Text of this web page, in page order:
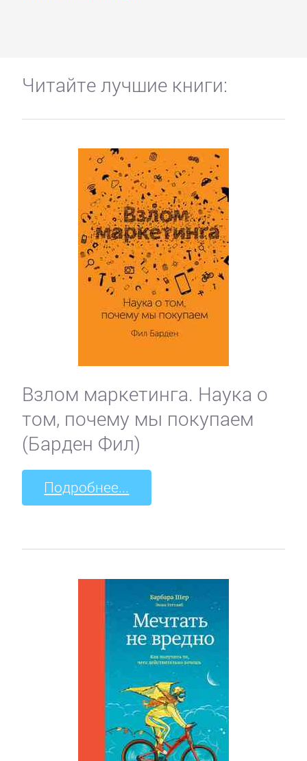
Читайте лучшие книги:
Взлом маркетинга. Наука о
том, почему мы покупаем
(Барден Фил)
Подробнее...